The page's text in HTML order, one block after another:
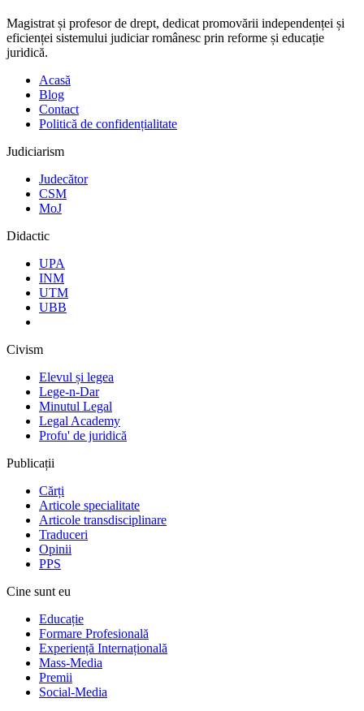
Magistrat și profesor de drept, dedicat promovării independenței și
eficienței sistemului judiciar românesc prin reforme și educație
juridică.
Acasă
Blog
Contact
Politică de confidențialitate
Judiciarism
Judecător
CSM
MoJ
Didactic
UPA
INM
UTM
UBB
Civism
Elevul și legea
Lege-n-Dar
Minutul Legal
Legal Academy
Profu' de juridică
Publicații
Cărți
Articole specialitate
Articole transdisciplinare
Traduceri
Opinii
PPS
Cine sunt eu
Educație
Formare Profesională
Experiență Internațională
Mass-Media
Premii
Social-Media